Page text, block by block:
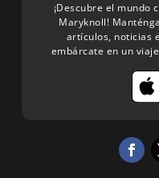
¡Descubre el mundo
Maryknoll!
artículos, noticias
embárcate en un